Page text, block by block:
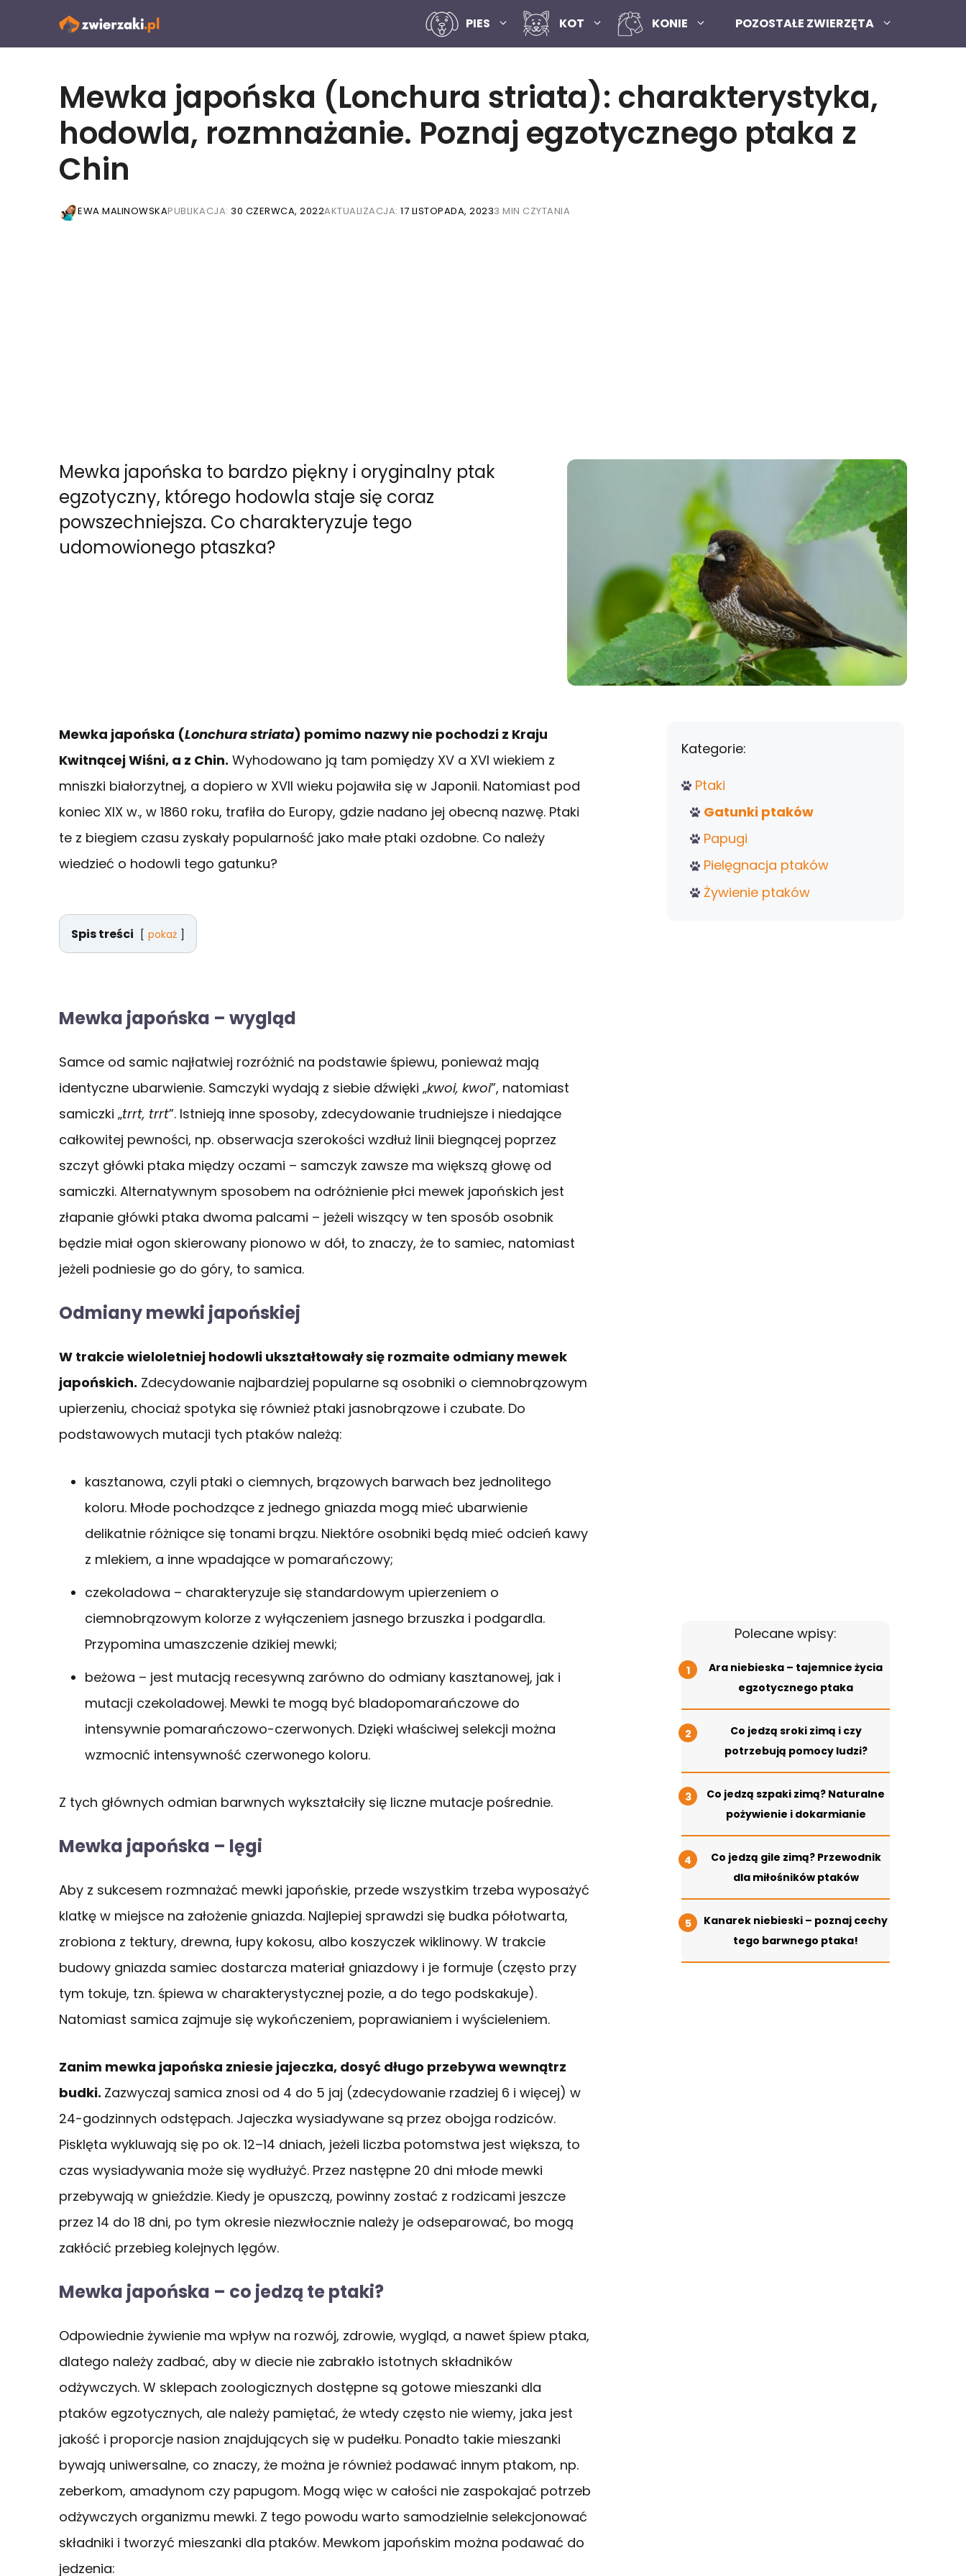
PIES KOT KONIE POZOSTAŁE ZWIERZĘTA
Mewka japońska (Lonchura striata): charakterystyka,
hodowla, rozmnażanie. Poznaj egzotycznego ptaka z
Chin
EWA MALINOWSKAPUBLIKACJA: 30 CZERWCA, 2022AKTUALIZACJA: 17 LISTOPADA, 20233 MIN CZYTANIA
Mewka japońska to bardzo piękny i oryginalny ptak
egzotyczny, którego hodowla staje się coraz
powszechniejsza. Co charakteryzuje tego
udomowionego ptaszka?
Mewka japońska (Lonchura striata) pomimo nazwy nie pochodzi z Kraju
Kwitnącej Wiśni, a z Chin. Wyhodowano ją tam pomiędzy XV a XVI wiekiem z
mniszki białorzytnej, a dopiero w XVII wieku pojawiła się w Japonii. Natomiast pod
koniec XIX w., w 1860 roku, trafiła do Europy, gdzie nadano jej obecną nazwę. Ptaki
te z biegiem czasu zyskały popularność jako małe ptaki ozdobne. Co należy
wiedzieć o hodowli tego gatunku?
Spis treści pokaż
Mewka japońska – wygląd
Samce od samic najłatwiej rozróżnić na podstawie śpiewu, ponieważ mają
identyczne ubarwienie. Samczyki wydają z siebie dźwięki „kwoi, kwoi”, natomiast
samiczki „trrt, trrt”. Istnieją inne sposoby, zdecydowanie trudniejsze i niedające
całkowitej pewności, np. obserwacja szerokości wzdłuż linii biegnącej poprzez
szczyt główki ptaka między oczami – samczyk zawsze ma większą głowę od
samiczki. Alternatywnym sposobem na odróżnienie płci mewek japońskich jest
złapanie główki ptaka dwoma palcami – jeżeli wiszący w ten sposób osobnik
będzie miał ogon skierowany pionowo w dół, to znaczy, że to samiec, natomiast
jeżeli podniesie go do góry, to samica.
Odmiany mewki japońskiej
W trakcie wieloletniej hodowli ukształtowały się rozmaite odmiany mewek
japońskich. Zdecydowanie najbardziej popularne są osobniki o ciemnobrązowym
upierzeniu, chociaż spotyka się również ptaki jasnobrązowe i czubate. Do
podstawowych mutacji tych ptaków należą:
kasztanowa, czyli ptaki o ciemnych, brązowych barwach bez jednolitego
koloru. Młode pochodzące z jednego gniazda mogą mieć ubarwienie
delikatnie różniące się tonami brązu. Niektóre osobniki będą mieć odcień kawy
z mlekiem, a inne wpadające w pomarańczowy;
czekoladowa – charakteryzuje się standardowym upierzeniem o
ciemnobrązowym kolorze z wyłączeniem jasnego brzuszka i podgardla.
Przypomina umaszczenie dzikiej mewki;
beżowa – jest mutacją recesywną zarówno do odmiany kasztanowej, jak i
mutacji czekoladowej. Mewki te mogą być bladopomarańczowe do
intensywnie pomarańczowo-czerwonych. Dzięki właściwej selekcji można
wzmocnić intensywność czerwonego koloru.
Z tych głównych odmian barwnych wykształciły się liczne mutacje pośrednie.
Mewka japońska – lęgi
Aby z sukcesem rozmnażać mewki japońskie, przede wszystkim trzeba wyposażyć
klatkę w miejsce na założenie gniazda. Najlepiej sprawdzi się budka półotwarta,
zrobiona z tektury, drewna, łupy kokosu, albo koszyczek wiklinowy. W trakcie
budowy gniazda samiec dostarcza materiał gniazdowy i je formuje (często przy
tym tokuje, tzn. śpiewa w charakterystycznej pozie, a do tego podskakuje).
Natomiast samica zajmuje się wykończeniem, poprawianiem i wyścieleniem.
Zanim mewka japońska zniesie jajeczka, dosyć długo przebywa wewnątrz
budki. Zazwyczaj samica znosi od 4 do 5 jaj (zdecydowanie rzadziej 6 i więcej) w
24-godzinnych odstępach. Jajeczka wysiadywane są przez obojga rodziców.
Pisklęta wykluwają się po ok. 12–14 dniach, jeżeli liczba potomstwa jest większa, to
czas wysiadywania może się wydłużyć. Przez następne 20 dni młode mewki
przebywają w gnieździe. Kiedy je opuszczą, powinny zostać z rodzicami jeszcze
przez 14 do 18 dni, po tym okresie niezwłocznie należy je odseparować, bo mogą
zakłócić przebieg kolejnych lęgów.
Mewka japońska – co jedzą te ptaki?
Odpowiednie żywienie ma wpływ na rozwój, zdrowie, wygląd, a nawet śpiew ptaka,
dlatego należy zadbać, aby w diecie nie zabrakło istotnych składników
odżywczych. W sklepach zoologicznych dostępne są gotowe mieszanki dla
ptaków egzotycznych, ale należy pamiętać, że wtedy często nie wiemy, jaka jest
jakość i proporcje nasion znajdujących się w pudełku. Ponadto takie mieszanki
bywają uniwersalne, co znaczy, że można je również podawać innym ptakom, np.
zeberkom, amadynom czy papugom. Mogą więc w całości nie zaspokajać potrzeb
odżywczych organizmu mewki. Z tego powodu warto samodzielnie selekcjonować
składniki i tworzyć mieszanki dla ptaków. Mewkom japońskim można podawać do
jedzenia:
Kategorie:
Ptaki
Gatunki ptaków
Papugi
Pielęgnacja ptaków
Żywienie ptaków
Polecane wpisy:
Ara niebieska – tajemnice życia
egzotycznego ptaka
Co jedzą sroki zimą i czy
potrzebują pomocy ludzi?
Co jedzą szpaki zimą? Naturalne
pożywienie i dokarmianie
Co jedzą gile zimą? Przewodnik
dla miłośników ptaków
Kanarek niebieski – poznaj cechy
tego barwnego ptaka!